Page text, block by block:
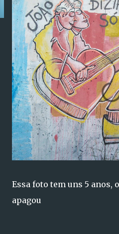
Essa foto tem uns 5 anos,
apagou